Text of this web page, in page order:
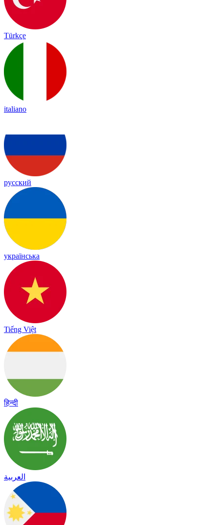
Türkçe
italiano
русский
українська
Tiếng Việt
हिन्दी
العربية